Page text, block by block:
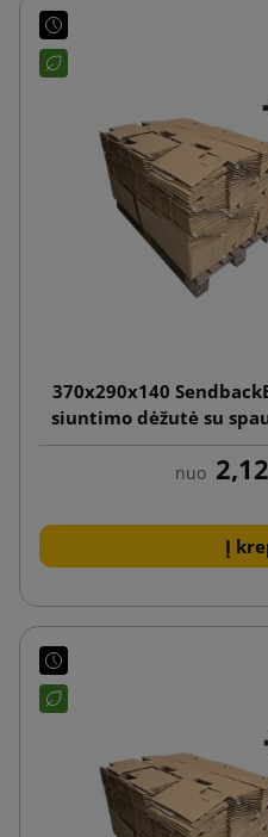
370x290x140
siuntimo dėžutė su
nuo
Į